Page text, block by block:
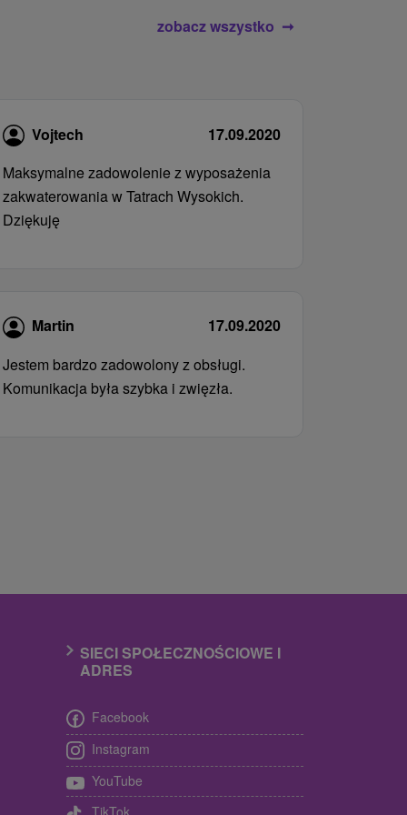
zobacz wszystko
Vojtech
17.09.2020
Maksymalne zadowolenie z wyposażenia
zakwaterowania w Tatrach Wysokich.
Dziękuję
Martin
17.09.2020
Jestem bardzo zadowolony z obsługi.
Komunikacja była szybka i zwięzła.
SIECI SPOŁECZNOŚCIOWE I
ADRES
Facebook
Instagram
YouTube
TikTok